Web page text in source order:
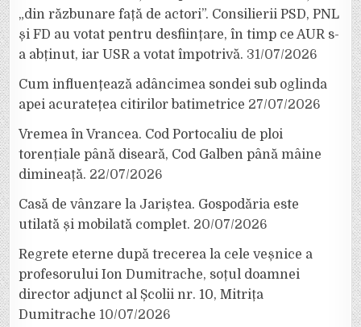
„din răzbunare față de actori”. Consilierii PSD, PNL
și FD au votat pentru desființare, în timp ce AUR s-
a abținut, iar USR a votat împotrivă. 31/07/2026
Cum influențează adâncimea sondei sub oglinda
apei acuratețea citirilor batimetrice 27/07/2026
Vremea în Vrancea. Cod Portocaliu de ploi
torențiale până diseară, Cod Galben până mâine
dimineață. 22/07/2026
Casă de vânzare la Jariștea. Gospodăria este
utilată și mobilată complet. 20/07/2026
Regrete eterne după trecerea la cele veșnice a
profesorului Ion Dumitrache, soțul doamnei
director adjunct al Școlii nr. 10, Mitrița
Dumitrache 10/07/2026